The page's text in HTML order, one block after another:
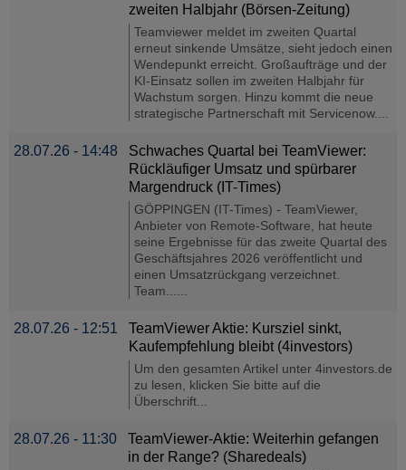
zweiten Halbjahr (Börsen-Zeitung)
Teamviewer meldet im zweiten Quartal
erneut sinkende Umsätze, sieht jedoch einen
Wendepunkt erreicht. Großaufträge und der
KI-Einsatz sollen im zweiten Halbjahr für
Wachstum sorgen. Hinzu kommt die neue
strategische Partnerschaft mit Servicenow....
28.07.26 - 14:48
Schwaches Quartal bei TeamViewer:
Rückläufiger Umsatz und spürbarer
Margendruck (IT-Times)
GÖPPINGEN (IT-Times) - TeamViewer,
Anbieter von Remote-Software, hat heute
seine Ergebnisse für das zweite Quartal des
Geschäftsjahres 2026 veröffentlicht und
einen Umsatzrückgang verzeichnet.
Team......
28.07.26 - 12:51
TeamViewer Aktie: Kursziel sinkt,
Kaufempfehlung bleibt (4investors)
Um den gesamten Artikel unter 4investors.de
zu lesen, klicken Sie bitte auf die
Überschrift...
28.07.26 - 11:30
TeamViewer-Aktie: Weiterhin gefangen
in der Range? (Sharedeals)